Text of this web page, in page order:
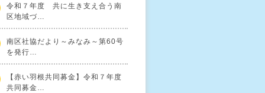
令和７年度 共に生き支え合う南
区地域づ…
南区社協だより～みなみ～第60号
を発行…
【赤い羽根共同募金】令和７年度
共同募金…